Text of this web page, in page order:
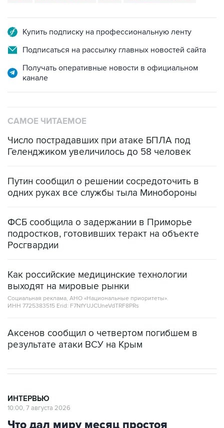
Купить подписку на профессиональную ленту
Подписаться на рассылку главных новостей сайта
Получать оперативные новости в официальном
канале
САМОЕ ЧИТАЕМОЕ
Число пострадавших при атаке БПЛА под
Геленджиком увеличилось до 58 человек
Путин сообщил о решении сосредоточить в
одних руках все службы тыла Минобороны
ФСБ сообщила о задержании в Приморье
подростков, готовивших теракт на объекте
Росгвардии
Как российские медицинские технологии
выходят на мировые рынки
Социальная реклама, АНО «Национальные приоритеты».
ИНН 7725383515 Erid: F7NfYUJCUneVdTRF8PRs
Аксенов сообщил о четвертом погибшем в
результате атаки ВСУ на Крым
ИНТЕРВЬЮ
10:00, 7 августа 2026
Что дал миру месяц простоя